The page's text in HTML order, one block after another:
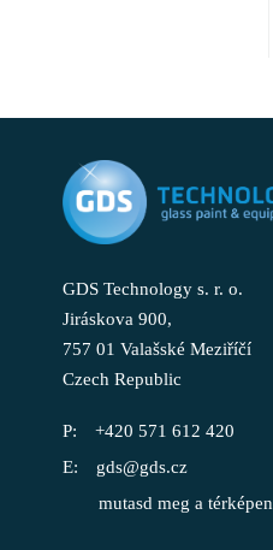
GDS Technology s. r. o.
Jiráskova 900,
757 01 Valašské Meziříčí
Czech Republic
+420 571 612 420
gds@gds.cz
mutasd meg a térképen